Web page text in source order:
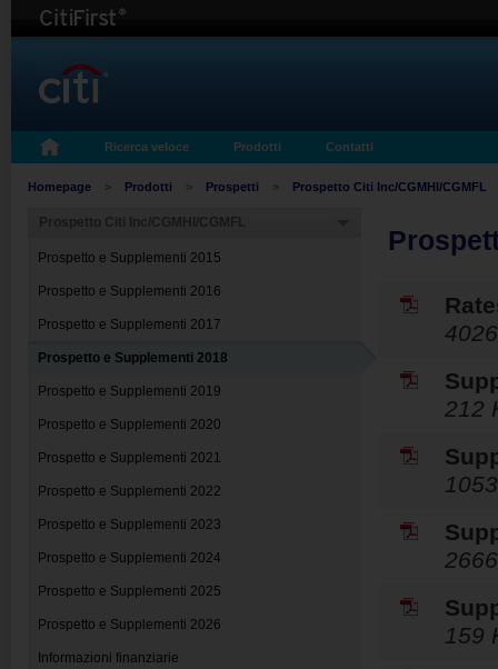
Ricerca veloce Prodotti Contatti
Homepage > Prodotti > Prospetti > Prospetto Citi Inc/CGMHI/CGMFL
Prospetto e Supplementi 2015
Prospetto e Supplementi 2016
Prospetto e Supplementi 2017
Prospetto e Supplementi 2018
Prospetto e Supplementi 2019
Prospetto e Supplementi 2020
Prospetto e Supplementi 2021
Prospetto e Supplementi 2022
Prospetto e Supplementi 2023
Prospetto e Supplementi 2024
Prospetto e Supplementi 2025
Prospetto e Supplementi 2026
Informazioni finanziarie
212
159